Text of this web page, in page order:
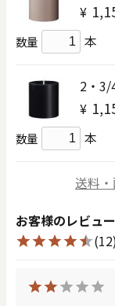
¥
数量 本
2・3/
¥
数量 本
送料
お客様のレビュー